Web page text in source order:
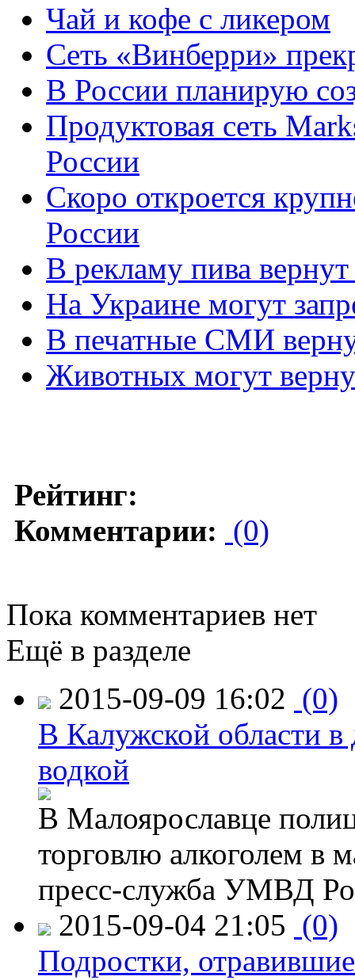
Чай и кофе с ликером
Сеть «Винберри»
В России планирую
Продуктовая сеть
России
Скоро откроется
России
В рекламу пива
На Украине могут
В печатные СМИ
Животных могут
Рейтинг:
Комментарии: (0)
Пока комментариев нет
Ещё в разделе
2015-09-09 16:02 (0)
В Калужской области в
водкой
В Малоярославце
торговлю алкоголем в
пресс-служба УМВД
2015-09-04 21:05 (0)
Подростки,